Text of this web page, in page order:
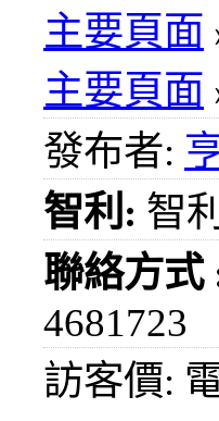
主要頁面
主要頁面
發布者:
智利: 智
聯絡方式
4681723
訪客價: